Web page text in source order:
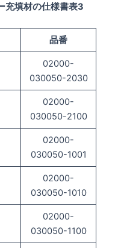
充填材の仕様書表3
品番
02000-
030050-2030
02000-
030050-2100
02000-
030050-1001
02000-
030050-1010
02000-
030050-1100